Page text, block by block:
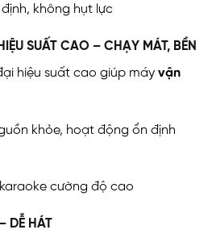
không hụt lực
SUẤT CAO – CHẠY MÁT, BỀN
hiệu suất cao giúp máy vận
khỏe, hoạt động ổn định
cường độ cao
DỄ HÁT